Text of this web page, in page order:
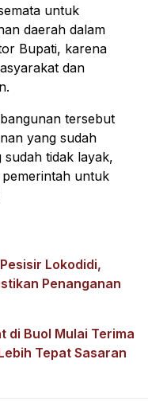
untuk
daerah dalam
Bupati, karena
dan
tersebut
yang sudah
tidak layak,
untuk
Lokodidi,
Penanganan
di Buol Mulai Terima
Tepat Sasaran